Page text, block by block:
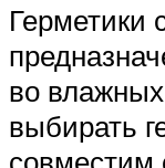
Герметики
во
выбирать